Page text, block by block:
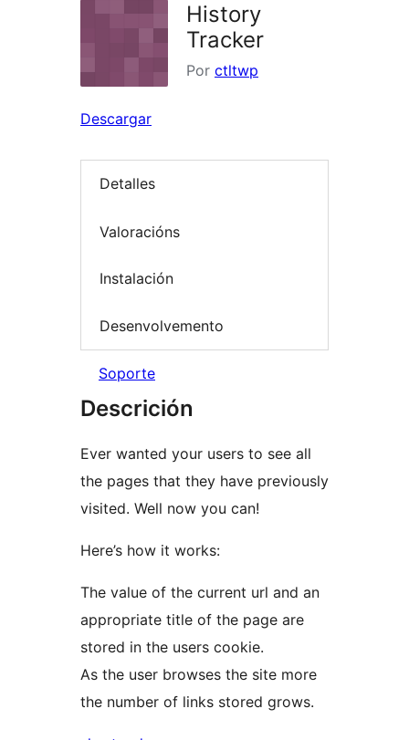
History
Tracker
Por ctltwp
Descargar
Detalles
Valoracións
Instalación
Desenvolvemento
Soporte
Descrición
Ever wanted your users to see all
the pages that they have previously
visited. Well now you can!
Here’s how it works:
The value of the current url and an
appropriate title of the page are
stored in the users cookie.
As the user browses the site more
the number of links stored grows.